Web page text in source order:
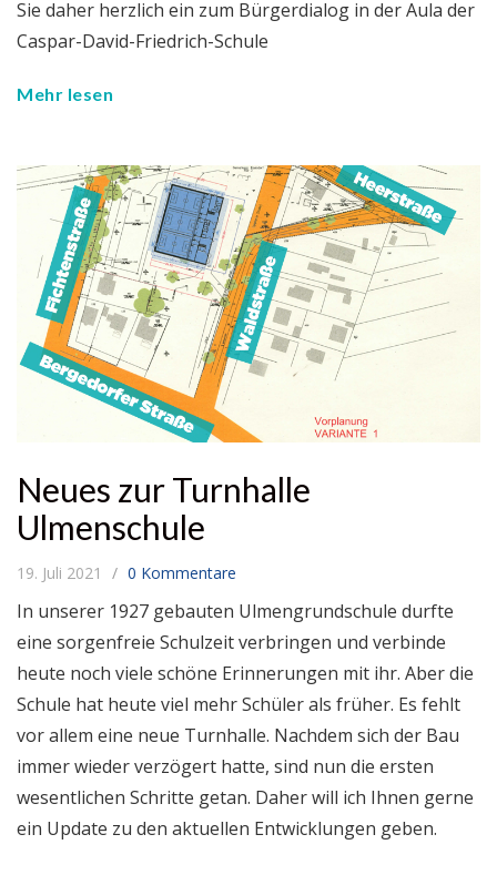
Sie daher herzlich ein zum Bürgerdialog in der Aula der
Caspar-David-Friedrich-Schule
Mehr lesen
Neues zur Turnhalle
Ulmenschule
19. Juli 2021 0 Kommentare
In unserer 1927 gebauten Ulmengrundschule durfte
eine sorgenfreie Schulzeit verbringen und verbinde
heute noch viele schöne Erinnerungen mit ihr. Aber die
Schule hat heute viel mehr Schüler als früher. Es fehlt
vor allem eine neue Turnhalle. Nachdem sich der Bau
immer wieder verzögert hatte, sind nun die ersten
wesentlichen Schritte getan. Daher will ich Ihnen gerne
ein Update zu den aktuellen Entwicklungen geben.